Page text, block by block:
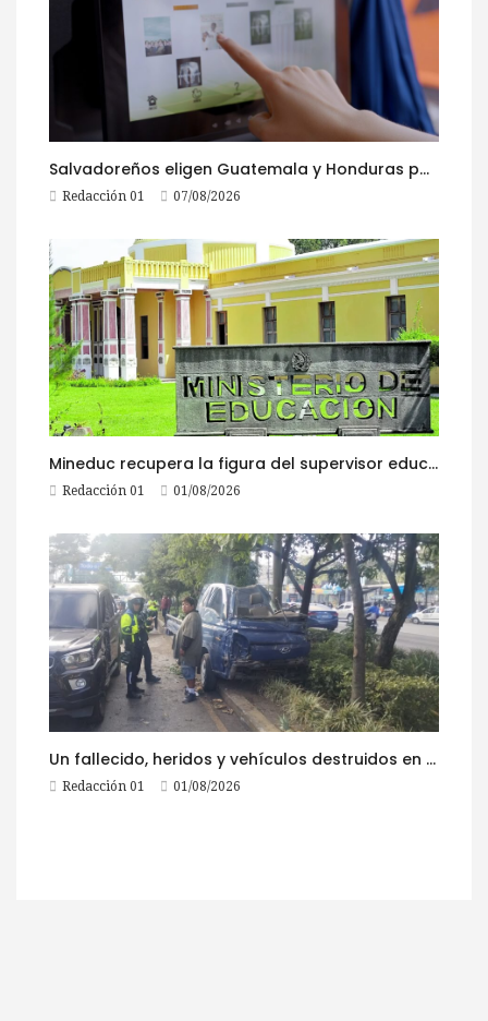
Salvadoreños eligen Guatemala y Honduras para viajar durante las Fiestas Agostinas
Redacción 01 07/08/2026
Mineduc recupera la figura del supervisor educativo con 968 plazas
Redacción 01 01/08/2026
Un fallecido, heridos y vehículos destruidos en accidentes registrados este 1 de agosto
Redacción 01 01/08/2026